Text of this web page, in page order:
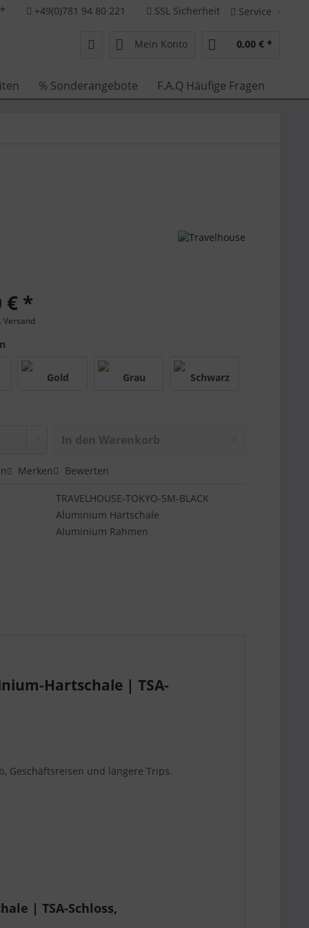
Service
+49(0)781 94 80 221 SSL Sicherheit
Mein Konto 0,00 € *
% Sonderangebote F.A.Q Häufige Fragen
€ *
Versand
In den Warenkorb
Merken Bewerten
TRAVELHOUSE-TOKYO-SM-BLACK
Aluminium Hartschale
Aluminium Rahmen
Hartschale | TSA-
Geschäftsreisen und längere Trips.
| TSA-Schloss,